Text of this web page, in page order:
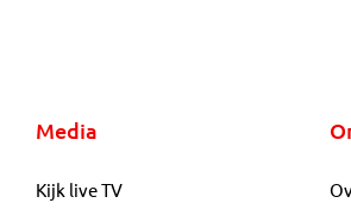
Media
Kijk live TV